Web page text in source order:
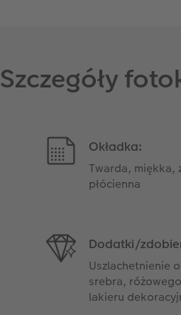
Szczegóły
Okładka:
Twarda, miękka,
płócienna
Dodatki/
Uszlachetnienie
srebra,
lakieru